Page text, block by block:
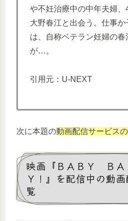
や不妊治療中の中年夫婦
大野春江と出会う。仕事
は、自称ベテラン妊婦の春
が…。
引用元：U-NEXT
次に本題の動画配信サービス
映画『ＢＡＢＹ Ｂ
Ｙ！』を配信中の動
覧